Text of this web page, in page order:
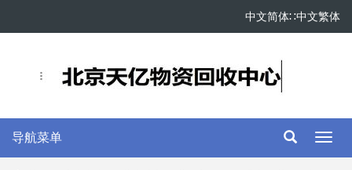
中文繁体
∷
中文简体
导航菜单